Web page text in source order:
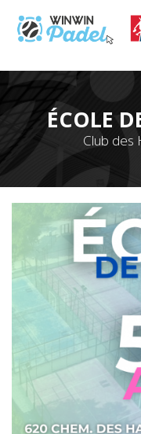
ÉCOLE
Club des